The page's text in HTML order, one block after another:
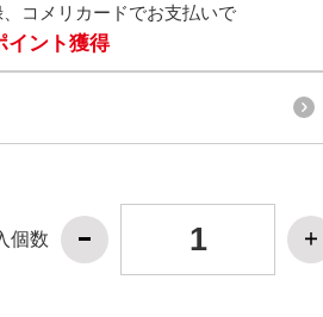
コメリカードでお支払いで
イント獲得
個数